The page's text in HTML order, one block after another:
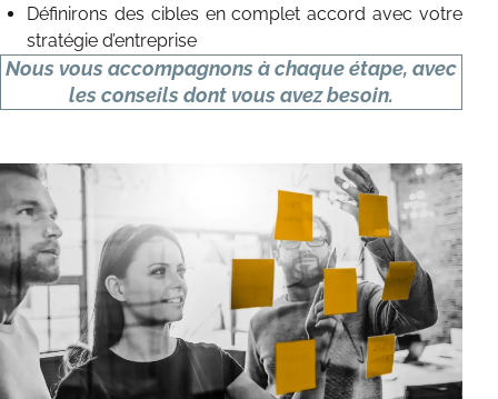
Définirons des cibles en complet accord avec votre
stratégie d’entreprise
Nous vous accompagnons à chaque étape, avec
les conseils dont vous avez besoin.